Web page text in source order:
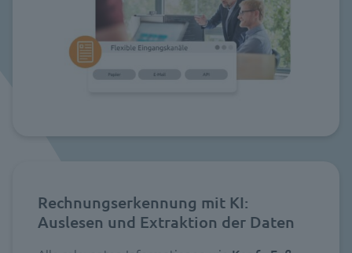
Rechnungserkennung mit KI:
Auslesen und Extraktion der Daten